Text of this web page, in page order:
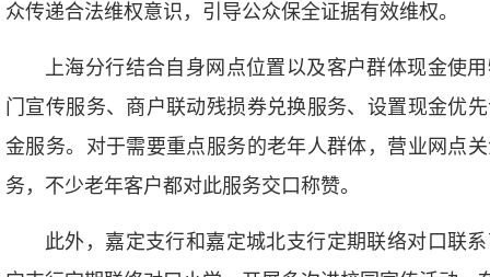
众传递合法维权意识，引导公众保全证据有效维权。
上海分行结合自身网点位置以及客户群体现金使
门宣传服务、商户联动残损券兑换服务、设置现金优
金服务。对于需要重点服务的老年人群体，营业网点
务，不少老年客户都对此服务交口称赞。
此外，嘉定支行和嘉定城北支行定期联络对口联